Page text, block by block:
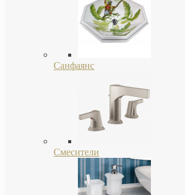
Санфаянс
Смесители